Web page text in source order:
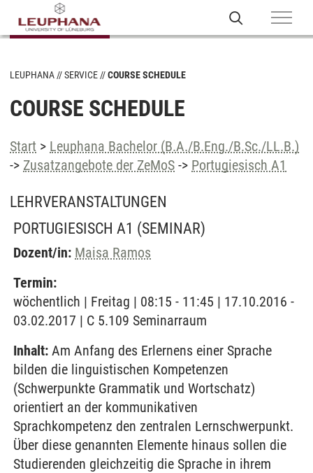
LEUPHANA SERVICE COURSE SCHEDULE
COURSE SCHEDULE
Start > Leuphana Bachelor (B.A./B.Eng./B.Sc./LL.B.)
-> Zusatzangebote der ZeMoS -> Portugiesisch A1
LEHRVERANSTALTUNGEN
PORTUGIESISCH A1 (SEMINAR)
Dozent/in: Maisa Ramos
Termin:
wöchentlich | Freitag | 08:15 - 11:45 | 17.10.2016 -
03.02.2017 | C 5.109 Seminarraum
Inhalt: Am Anfang des Erlernens einer Sprache
bilden die linguistischen Kompetenzen
(Schwerpunkte Grammatik und Wortschatz)
orientiert an der kommunikativen
Sprachkompetenz den zentralen Lernschwerpunkt.
Über diese genannten Elemente hinaus sollen die
Studierenden gleichzeitig die Sprache in ihrem